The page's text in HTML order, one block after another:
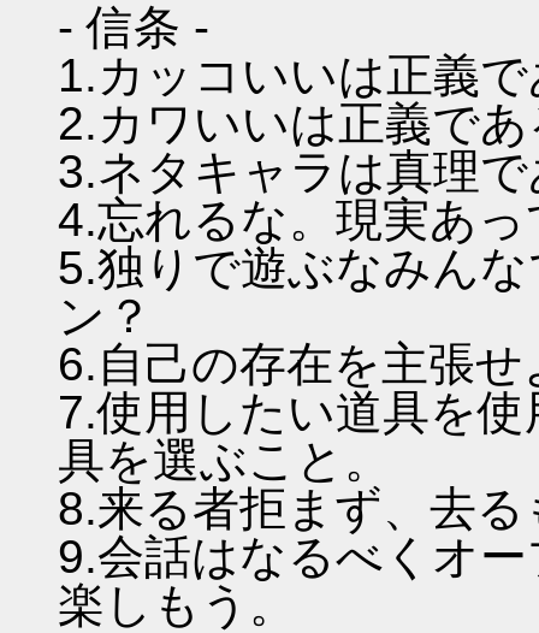
- 信条 -
1.カッコいいは正義
2.カワいいは正義で
3.ネタキャラは真理
4.忘れるな。現実あ
5.独りで遊ぶなみん
ン？
6.自己の存在を主張
7.使用したい道具を
具を選ぶこと。
8.来る者拒まず、去
9.会話はなるべくオ
楽しもう。